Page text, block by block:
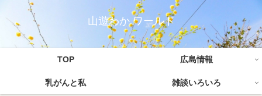
山遊わか ワールド
TOP 広島情報
乳がんと私 雑談いろいろ